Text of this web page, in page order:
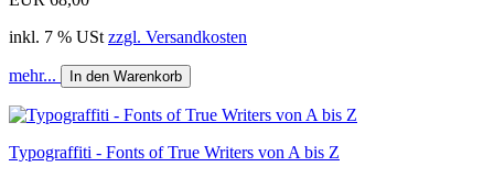
inkl. 7 % USt zzgl. Versandkosten
mehr... In den Warenkorb
Typograffiti - Fonts of True Writers von A bis Z